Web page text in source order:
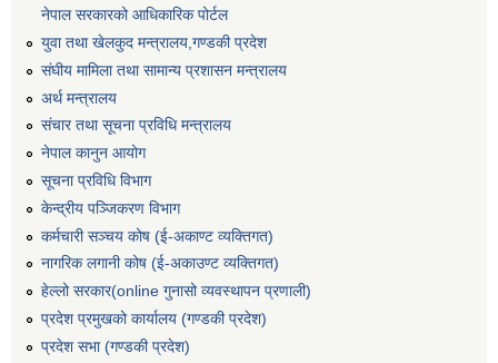
नेपाल सरकारको आधिकारिक पोर्टल
युवा तथा खेलकुद मन्त्रालय,गण्डकी प्रदेश
संघीय मामिला तथा सामान्य प्रशासन मन्त्रालय
अर्थ मन्त्रालय
संचार तथा सूचना प्रविधि मन्त्रालय
नेपाल कानुन आयोग
सूचना प्रविधि विभाग
केन्द्रीय पञ्जिकरण विभाग
कर्मचारी सञ्‍चय कोष (ई‍-अकाण्ट व्यक्तिगत)
नागरिक लगानी कोष (ई-अकाउण्ट व्यक्तिगत)
हेल्लो सरकार(online गुनासो व्यवस्थापन प्रणाली)
प्रदेश प्रमुखको कार्यालय (गण्डकी प्रदेश)
प्रदेश सभा (गण्डकी प्रदेश)